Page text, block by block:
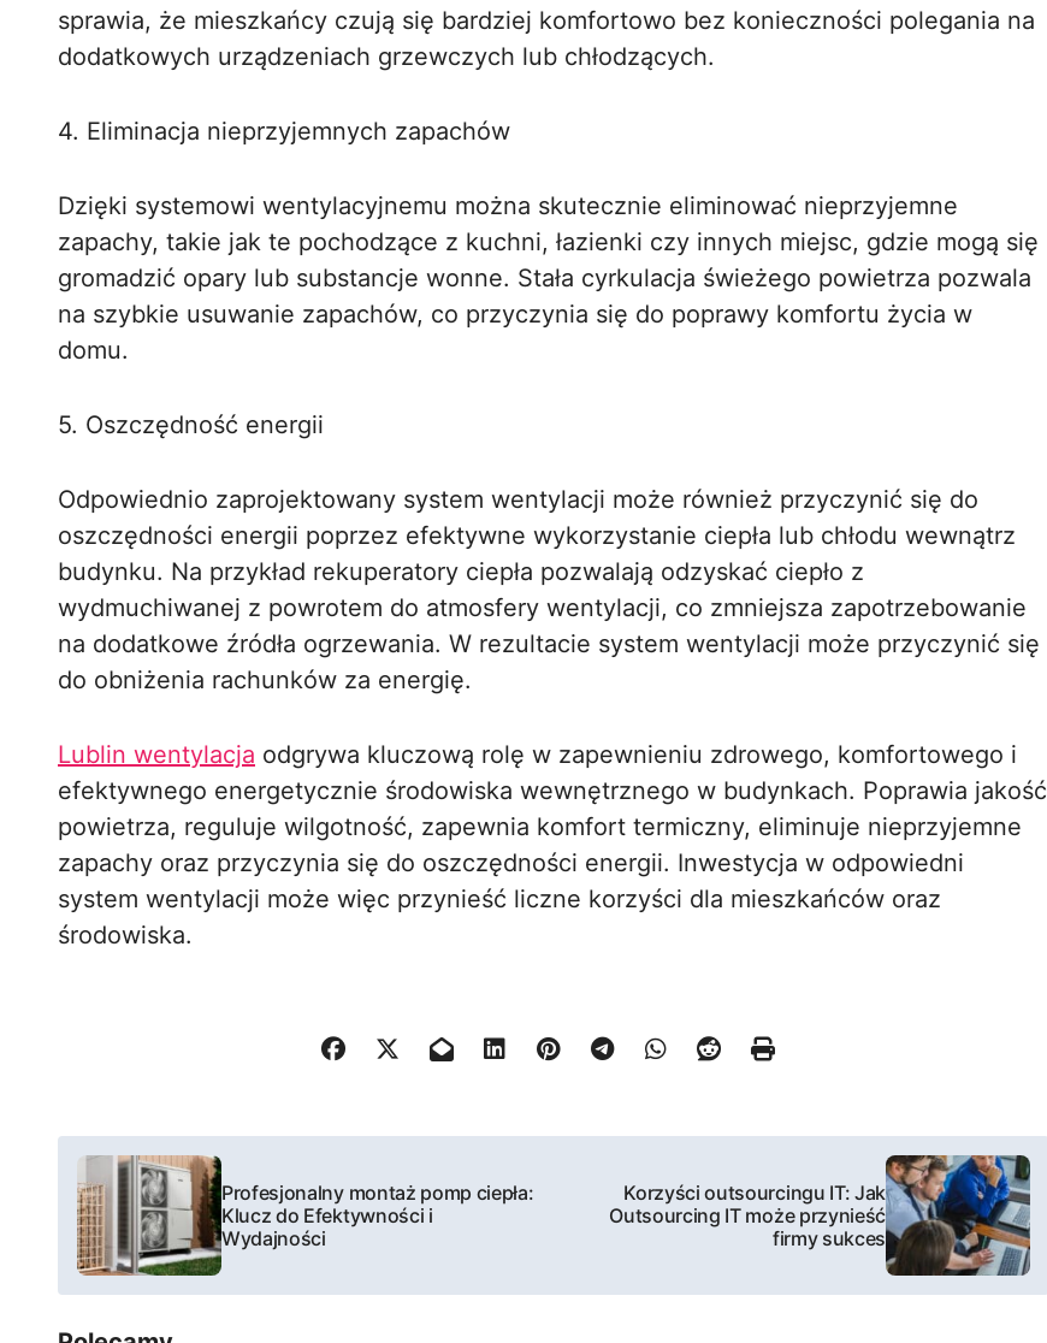
sprawia, że mieszkańcy czują się bardziej komfortowo bez konieczności polegania na
dodatkowych urządzeniach grzewczych lub chłodzących.
4. Eliminacja nieprzyjemnych zapachów
Dzięki systemowi wentylacyjnemu można skutecznie eliminować nieprzyjemne
zapachy, takie jak te pochodzące z kuchni, łazienki czy innych miejsc, gdzie mogą się
gromadzić opary lub substancje wonne. Stała cyrkulacja świeżego powietrza pozwala
na szybkie usuwanie zapachów, co przyczynia się do poprawy komfortu życia w
domu.
5. Oszczędność energii
Odpowiednio zaprojektowany system wentylacji może również przyczynić się do
oszczędności energii poprzez efektywne wykorzystanie ciepła lub chłodu wewnątrz
budynku. Na przykład rekuperatory ciepła pozwalają odzyskać ciepło z
wydmuchiwanej z powrotem do atmosfery wentylacji, co zmniejsza zapotrzebowanie
na dodatkowe źródła ogrzewania. W rezultacie system wentylacji może przyczynić się
do obniżenia rachunków za energię.
Lublin wentylacja odgrywa kluczową rolę w zapewnieniu zdrowego, komfortowego i
efektywnego energetycznie środowiska wewnętrznego w budynkach. Poprawia jakość
powietrza, reguluje wilgotność, zapewnia komfort termiczny, eliminuje nieprzyjemne
zapachy oraz przyczynia się do oszczędności energii. Inwestycja w odpowiedni
system wentylacji może więc przynieść liczne korzyści dla mieszkańców oraz
środowiska.
N
w
i
Profesjonalny montaż pomp ciepła:
Klucz do Efektywności i
Wydajności
Korzyści outsourcingu IT: Jak
Outsourcing IT może przynieść
firmy sukces